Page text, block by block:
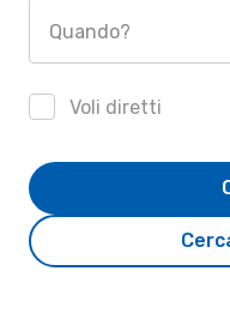
Quando?
Voli diretti